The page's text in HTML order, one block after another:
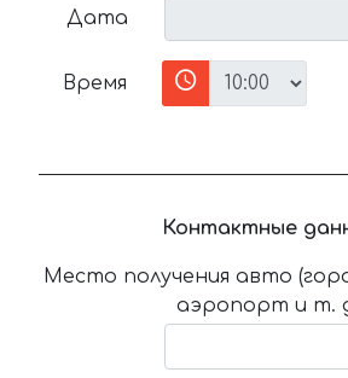
Дата
Время
Контактные
Место получения авто
аэропорт и т.